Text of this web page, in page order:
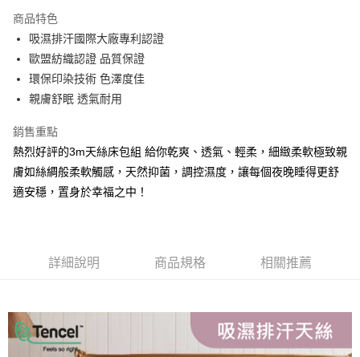
Apple Pay
街口支付
悠遊付
Google Pay
全盈+PAY
流程，驗證手機門號後，選擇欲分期的期數、繳款截止日，確認付款後即完
消。如遇「轉專審核」未通過狀況，表示未達大哥付你分期系統評分，恕無
法說明評估內容。
【繳款方式說明】
【關於「AFTEE先享後付」】
１．簡單：不需註冊會員、不需綁卡、不需儲值。
２．便利：只要手機號碼，簡訊認證，即可結帳。
３．安心：先確認商品／服務後，再付款。
運送方式
全家取貨付款
商品特色
吸濕排汗國際大廠專利認證
歐盟紡織認證 品質保證
環保印染技術 色澤度佳
親膚舒眠 透氣耐用
銷售重點
熱烈好評的3m天絲床包組 給你乾爽、透氣、輕柔，細緻柔軟極致親
膚如絲綢般柔軟觸感，天然抑菌，調控濕度，讓每個夜晚睡得更舒
適安穩，置身於幸福之中！
詳細說明 商品規格 相關推薦